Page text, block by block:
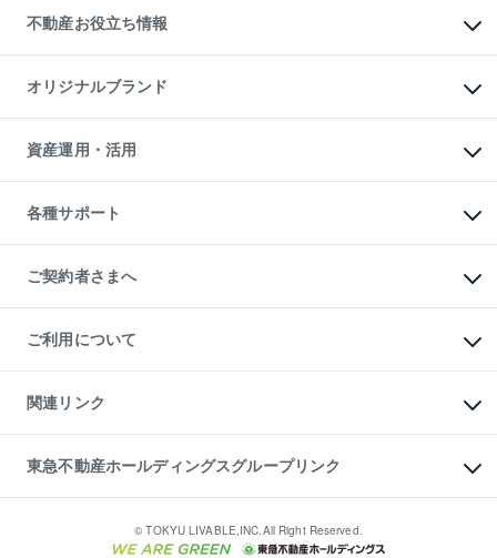
貸すガイド
事業用不動産
マンション投資
投資用マンション
アパート経営
収益物件
ビル購入（ビル一棟）
投資用不動産の売却査定
事業用不動産の売却査定
不動産お役立ち情報
マンションライブラリー
人気マンションランキング
暮らしに役立つ不動産メディア
不動産相場・不動産価格情報
不動産コラム・ニュース
不動産用語集
不動産なんでもネット相談室
住まいの税金
オリジナルブランド
一棟リノベーションマンション
L`GENTE（ルジェンテ）
区分リノベーションマンション
投資用一棟レジデンスWELL
不動産小口投資
LEGACIA（レガシア）
資産運用・活用
不動産M&A
アセットマネジメント・出資
各種サポート
相続サポート
リフォームサポート
ご契約者さまへ
ご紹介・再契約特典
入居者様専用-各種ご案内（賃貸）
東急こすもす会「こすもすWeb」
ご利用について
金融商品取引について
東急リバブル ソーシャルメディアポリシー
ご意見・お問い合わせ（金融商品取引専用の相談・お問い合わせ窓口）
ダイレクトメール（郵送物）・Eメールなどの送付停止について
関連リンク
これからご結婚される方に東急百貨店のブライダルクラブ
人材サービスのご用命は 東急リバブルスタッフ株式会社まで
東北の逸品を贈ります 東北すぐれものセレクション
東急不動産ホールディングスグループリンク
東急コミュニティー© TOKYU LIVABLE,INC.All Right Reserved.